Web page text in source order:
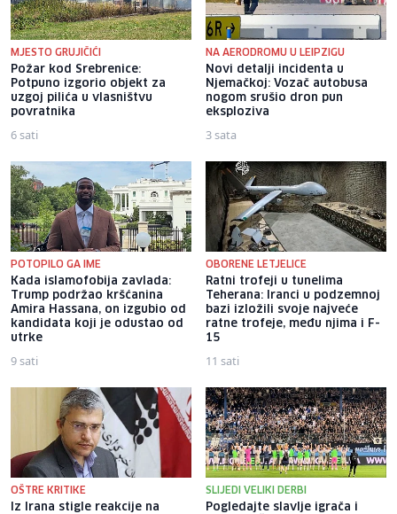
MJESTO GRUJIČIĆI
Požar kod Srebrenice:
Potpuno izgorio objekt za
uzgoj pilića u vlasništvu
povratnika
6 sati
NA AERODROMU U LEIPZIGU
Novi detalji incidenta u
Njemačkoj: Vozač autobusa
nogom srušio dron pun
eksploziva
3 sata
POTOPILO GA IME
Kada islamofobija zavlada:
Trump podržao kršćanina
Amira Hassana, on izgubio od
kandidata koji je odustao od
utrke
9 sati
OBORENE LETJELICE
Ratni trofeji u tunelima
Teherana: Iranci u podzemnoj
bazi izložili svoje najveće
ratne trofeje, među njima i F-
15
11 sati
OŠTRE KRITIKE
Iz Irana stigle reakcije na
SLIJEDI VELIKI DERBI
Pogledajte slavlje igrača i